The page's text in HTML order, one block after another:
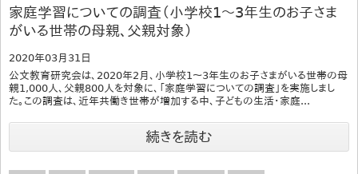
家庭学習についての調査（小学校1～3年生のお子さま
がいる世帯の母親、父親対象）
2020年03月31日
公文教育研究会は、2020年2月、小学校1～3年生のお子さまがいる世帯の母
親1,000人、父親800人を対象に、「家庭学習についての調査」を実施しまし
た。この調査は、近年共働き世帯が増加する中、子どもの生活・家庭...
続きを読む